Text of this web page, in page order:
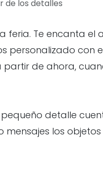
de los detalles
feria. Te encanta el
personalizado con
de ahora,
detalle
los